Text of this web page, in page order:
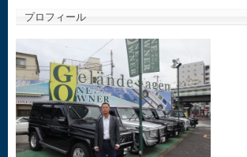
プロフィール